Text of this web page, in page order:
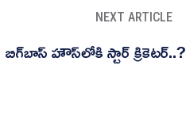
NEXT ARTICLE
బిగ్‌బాస్ హౌస్‌లోకి స్టార్ క్రికెటర్..?